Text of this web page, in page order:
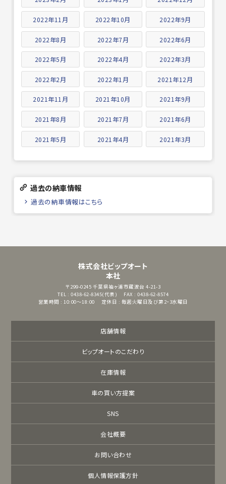
2022年11月 2022年10月 2022年9月
2022年8月 2022年7月 2022年6月
2022年5月 2022年4月 2022年3月
2022年2月 2022年1月 2021年12月
2021年11月 2021年10月 2021年9月
2021年8月 2021年7月 2021年6月
2021年5月 2021年4月 2021年3月
過去の納車情報
過去の納車情報はこちら
株式会社ビップオート
本社
〒299-0245 千葉県袖ヶ浦市蔵波台 4-21-3
TEL : 0438-62-8345(代表)
FAX : 0438-62-8574
営業時間 : 10:00～18:00
定休日 : 毎週火曜日及び第2・3水曜日
店舗情報
ビップオートのこだわり
在庫情報
車の買い方提案
SNS
会社概要
お問い合わせ
個人情報保護方針